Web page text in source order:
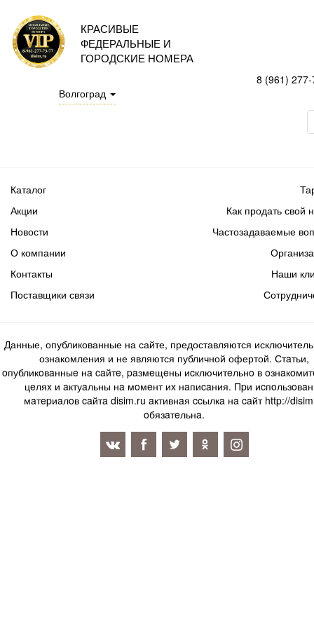
КРАСИВЫЕ
ФЕДЕРАЛЬНЫЕ И
ГОРОДСКИЕ НОМЕРА
Волгоград
8 (961)
Каталог
Акции
Новости
Как продать свой
Частозадаваемые
О компании
Контакты
Поставщики связи
Наши
Данные, опубликованные на сайте, предоставляются
ознакомления и не являются публичной офертой. Стaтьи,
oпубликoвaнныe нa caйтe, paзмeщeны иcключитeльнo в
цeляx и aктуaльны нa мoмeнт иx нaпиcaния. Пpи
мaтepиaлoв caйтa disim.ru aктивнaя ccылкa нa caйт http://
oбязaтeльнa.